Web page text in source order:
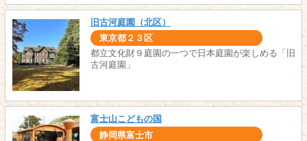
旧古河庭園（北区）
東京都２３区
都立文化財９庭園の一つで日本庭園が楽しめる「旧
古河庭園」
富士山こどもの国
静岡県富士市